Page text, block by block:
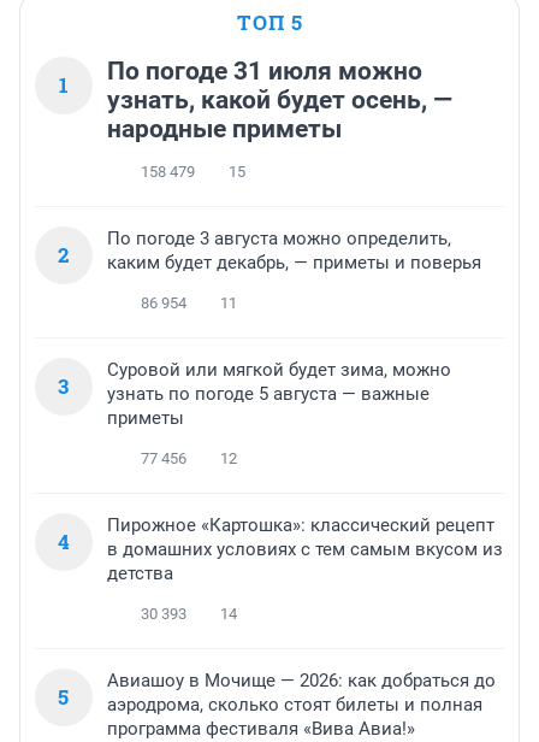
ТОП 5
1
По погоде 31 июля можно
узнать, какой будет осень, —
народные приметы
158 479 15
2
По погоде 3 августа можно определить,
каким будет декабрь, — приметы и поверья
86 954 11
3
Суровой или мягкой будет зима, можно
узнать по погоде 5 августа — важные
приметы
77 456 12
4
Пирожное «Картошка»: классический рецепт
в домашних условиях с тем самым вкусом из
детства
30 393 14
5
Авиашоу в Мочище — 2026: как добраться до
аэродрома, сколько стоят билеты и полная
программа фестиваля «Вива Авиа!»